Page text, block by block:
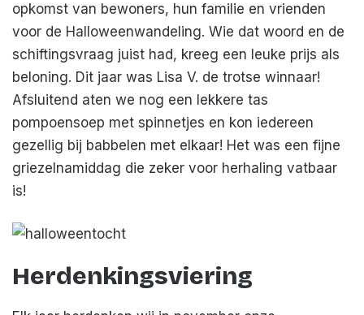
opkomst van bewoners, hun familie en vrienden
voor de Halloweenwandeling. Wie dat woord en de
schiftingsvraag juist had, kreeg een leuke prijs als
beloning. Dit jaar was Lisa V. de trotse winnaar!
Afsluitend aten we nog een lekkere tas
pompoensoep met spinnetjes en kon iedereen
gezellig bij babbelen met elkaar! Het was een fijne
griezelnamiddag die zeker voor herhaling vatbaar
is!
Herdenkingsviering